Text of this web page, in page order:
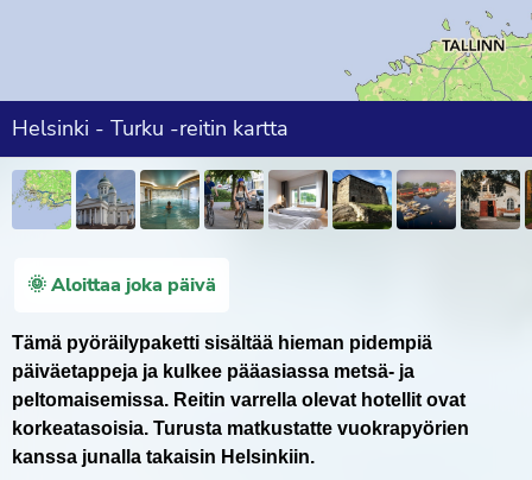
Helsinki - Turku -reitin kartta
🌞 Aloittaa joka päivä
Tämä pyöräilypaketti sisältää hieman pidempiä
päiväetappeja ja kulkee pääasiassa metsä- ja
peltomaisemissa. Reitin varrella olevat hotellit ovat
korkeatasoisia. Turusta matkustatte vuokrapyörien
kanssa junalla takaisin Helsinkiin.